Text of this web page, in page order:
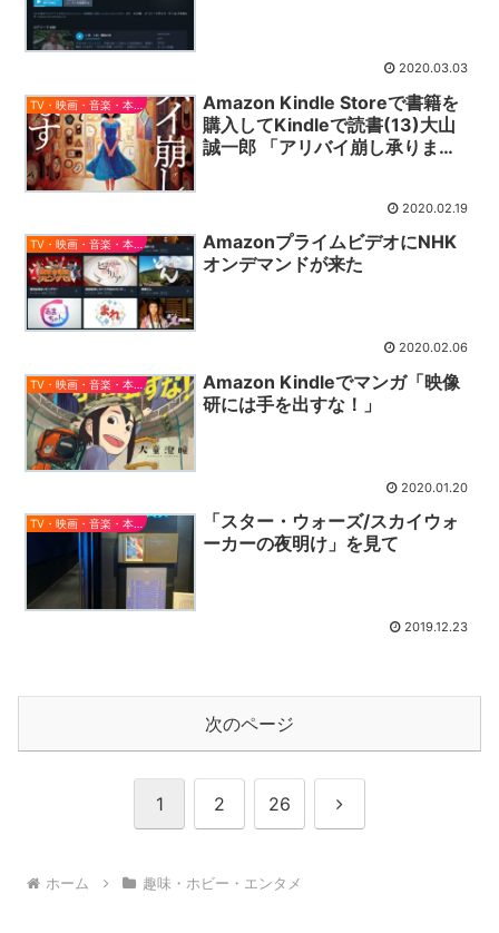
2020.03.03
Amazon Kindle Storeで書籍を
購入してKindleで読書(13)大山
誠一郎 「アリバイ崩し承りま
2020.02.19
AmazonプライムビデオにNHK
オンデマンドが来た
2020.02.06
Amazon Kindleでマンガ「映像
研には手を出すな！」
2020.01.20
「スター・ウォーズ/スカイウォ
ーカーの夜明け」を見て
2019.12.23
次のページ
1 2 26 次
ホーム 趣味・ホビー・エンタメ